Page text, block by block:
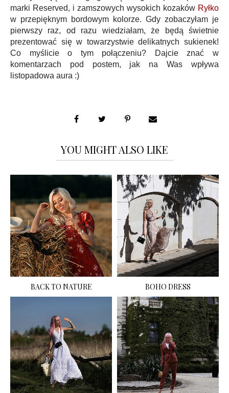
marki Reserved, i zamszowych wysokich kozaków Ryłko
w przepięknym bordowym kolorze. Gdy zobaczyłam je
pierwszy raz, od razu wiedziałam, że będą świetnie
prezentować się w towarzystwie delikatnych sukienek!
Co myślicie o tym połączeniu? Dajcie znać w
komentarzach pod postem, jak na Was wpływa
listopadowa aura :)
YOU MIGHT ALSO LIKE
BACK TO NATURE BOHO DRESS